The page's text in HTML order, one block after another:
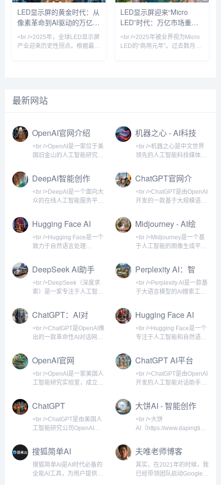
索尼与国内京东方系厂商将
Micro LED商用时间表提前至
2025年Q3。与此同时，
据P1.2以下
与晶电合作的Micro LED量产线
正式投产，成本较去年下降
40%，这标志着Micro LED从
LED显示屏的黄金时代：从
像素革命到AI驱动的万亿级
视觉生态
<br />2025年，全球LED显示屏
产业迎来历史性拐点。根据最新
落地彻底打破了传统小间距LED
以下超微间距产品，将LED显示
屏从“远观巨幕”推向“近触视界”
的新维度。与此同时，
LED显示屏迎来“Micro
LED”时代：万亿市场重塑
视觉革命
<br />2025年被业界视为Micro
LED的“商用元年”。过去数月
仅存在于实验室的“终极显示技
术”，正加速走向高端商用与家
庭影院市场。<br /
最新网站
OpenAI官网介绍
<br />OpenAI是一家位于美
国旧金山的人工智能研究公
·马斯克、山姆·奥特曼等人
共同创立。公司最初以非营
利组织的形式运营，旨在确
保人工智能技术能够安全、
限盈利”公司，以便吸引更多
投资，加速技术研发。如
今，OpenAI已成为全球最
模型、DALL-E系列图像生
成模
机器之心 - AI科技
媒体
<br />机器之心是中文世界
领先的人工智能科技媒体，
焦于人工智能领域的前沿动
态、技术突破与商业应用。
网站以深度报道和专业分析
著称，为科研人员、工程
信息服务和知识分享平台。
机器之心不仅是一个新闻聚
合站，更是一个连接学术与
之心的内容体系丰富多元，
覆盖人工智
DeepAI智能创作
平台
<br />DeepAI是一个面向大
众的在线人工智能服务平
工具。用户无需下载软件，
只需在浏览器中访问官网，
即可体验前沿的AI能力。平
速获取AI辅助。<br /><br />
<br />DeepAI的核心功能包
括文本生成、图像生成、图
可辅助写作、头脑风暴；
ChatGPT官网介
绍
<br />ChatGPT是由OpenAI
开发的一款基于大规模语言
2022年11月30日发布。它
能够通过自然语言与用户对
话，回答问题、撰写文章、
编写代码、翻译语言，甚至
ChatGPT在发布后迅速引爆
全球关注，上线五天注册用
户突破一百万，两个月后月
<br /><br /><br /
Hugging Face AI
平台介绍
<br />Hugging Face是一个
致力于自然语言处理
享的开源社区与平台。它提
供海量的预训练模型、数据
集和演示应用，让开发者能
够快速构建、训练和部署AI
上传自己的模型、下载他人
的成果，并通过
Transformers库轻松调用各
<br />Hugging F
Midjourney - AI绘
画网站
<br />Midjourney是一个基
于人工智能的图像生成平
即可创作出高质量的数字艺
术作品。它由独立研究实验
室Midjourney, Inc.开发，成
立于2021年，总部位于美国
用户无需安装专门客户端，
即可在Discord服务器中调
用指令生成图像。<br /><br
DeepSeek AI助手
<br />DeepSeek（深度求
索）是一家专注于人工智能
官方网站提供了AI对话助
手、API接口及开源模型下
载等服务。作为国内领先的
AI技术平台，DeepSeek以
页端或移动端与AI进行自然
语言交互，获得编程辅助、
知识问答、创意写作、文档
打功能是智能对
Perplexity AI：智
能搜索新纪元
<br />Perplexity AI是一款基
于大语言模型的AI搜索工
直接给出简洁、准确的答
案，并附上引用来源。用户
可以用自然语言提问，系统
的回答。无论是学术研究、
日常咨询、技术问题还是市
场分析，Perplexity都能提
<br /><br /><br /
ChatGPT：AI对
话助手
<br />ChatGPT是OpenAI推
出的一款革命性AI对话网
型构建，能够以自然语言与
用户进行流畅交互。自2022
年底发布以来，它迅速成为
全球最受关注的AI产品之
作为AI技术普及的重要标
志，ChatGPT不仅改变了人
们获取信息的方式，也推动
<br />ChatGP
Hugging Face AI
网站简介
<br />Hugging Face是一个
专注于人工智能和自然语言
2016年。它最初以开发聊天
机器人应用起家，后来转型
为面向AI开发者、研究人员
和企业的开源社区与工具提
学习模型托管和协作平台之
一，被誉为AI领域的
GitHub。用户可以在平台上
图像、音频、视频等多模态
领域。<
OpenAI官网
<br />OpenAI是一家美国人
工智能研究实验室，成立于
发展为目标，致力于确保通
用人工智能（AGI）惠及全
人类。OpenAI最初是非营
研究，其中最著名的产品包
括GPT系列语言模型、
DALL·E图像生成模型，以
ChatGPT AI平台
介绍
<br />ChatGPT是由OpenAI
开发的人工智能对话助手，
换器）架构。自2022年11
月发布以来，它迅速成为全
球用户量增长最快的消费级
AI应用，月活跃用户数在发
交互完成问答、写作、编
程、翻译、创意生成等多种
任务，并支持多轮对话，记
ChatGPT
<br />ChatGPT是由美国人
工智能研究公司OpenAI开
话式AI助手。它基于
GPT（Generative Pre-
trained Transformer）架
构，经过海量文本数据的预
大饼AI - 智能创作
平台
<br />大饼
AI（https://
容生成的全栈式AI平台，致
力于为个人用户和企业提供
高效、精准的自然语言处理
服务。平台融合了最新的深
搜狐简单AI
搜狐简单AI是AI时代必备的
全能AI工具，为用户提供全
夫唯老师博客
其实，在2021年的时候，我
已经带领团队启动Google